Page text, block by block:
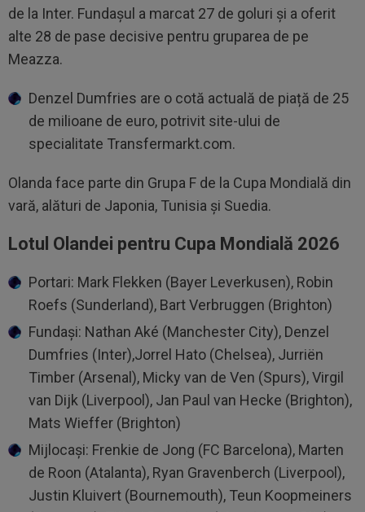
de la Inter. Fundașul a marcat 27 de goluri și a oferit
alte 28 de pase decisive pentru gruparea de pe
Meazza.
Denzel Dumfries are o cotă actuală de piață de 25
de milioane de euro, potrivit site-ului de
specialitate Transfermarkt.com.
Olanda face parte din Grupa F de la Cupa Mondială din
vară, alături de Japonia, Tunisia și Suedia.
Lotul Olandei pentru Cupa Mondială 2026
Portari: Mark Flekken (Bayer Leverkusen), Robin
Roefs (Sunderland), Bart Verbruggen (Brighton)
Fundași: Nathan Aké (Manchester City), Denzel
Dumfries (Inter),Jorrel Hato (Chelsea), Jurriën
Timber (Arsenal), Micky van de Ven (Spurs), Virgil
van Dijk (Liverpool), Jan Paul van Hecke (Brighton),
Mats Wieffer (Brighton)
Mijlocași: Frenkie de Jong (FC Barcelona), Marten
de Roon (Atalanta), Ryan Gravenberch (Liverpool),
Justin Kluivert (Bournemouth), Teun Koopmeiners